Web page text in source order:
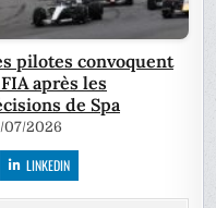
pilotes convoquent
après les
de Spa
07/2026
LINKEDIN